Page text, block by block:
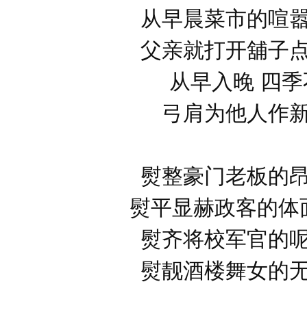
从早晨菜市的喧
父亲就打开舖子
从早入晚 四
弓肩为他人作
熨整豪门老板的
熨平显赫政客的体
熨齐将校军官的
熨靓酒楼舞女的